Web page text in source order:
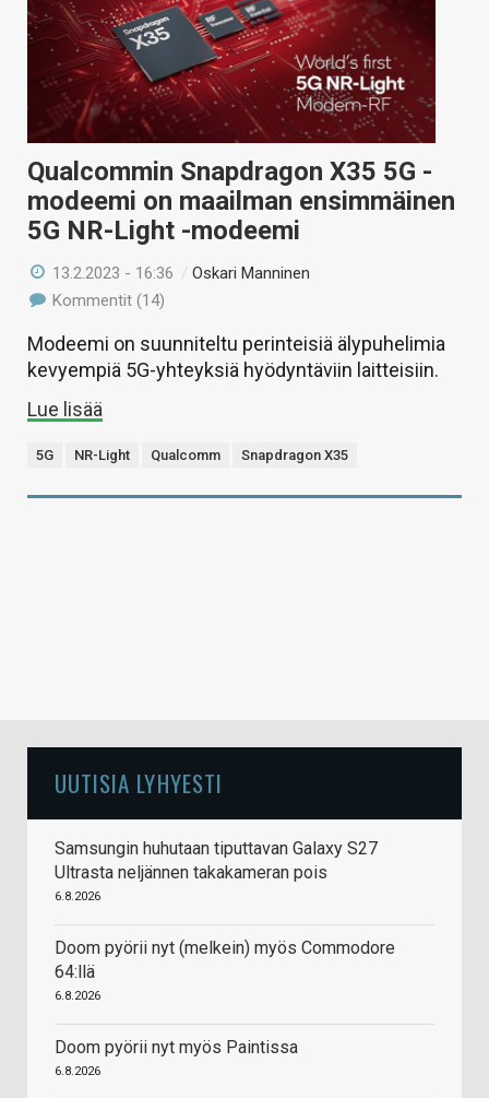
KAUPPA
VAIHDA TEEMA
HAKU
Qualcommin Snapdragon X35 5G -
modeemi on maailman ensimmäinen
5G NR-Light -modeemi
13.2.2023 - 16:36 /Oskari Manninen
Kommentit (14)
Modeemi on suunniteltu perinteisiä älypuhelimia
kevyempiä 5G-yhteyksiä hyödyntäviin laitteisiin.
Lue lisää
5G NR-Light Qualcomm Snapdragon X35
UUTISIA LYHYESTI
Samsungin huhutaan tiputtavan Galaxy S27
Ultrasta neljännen takakameran pois
6.8.2026
Doom pyörii nyt (melkein) myös Commodore
64:llä
6.8.2026
Doom pyörii nyt myös Paintissa
6.8.2026